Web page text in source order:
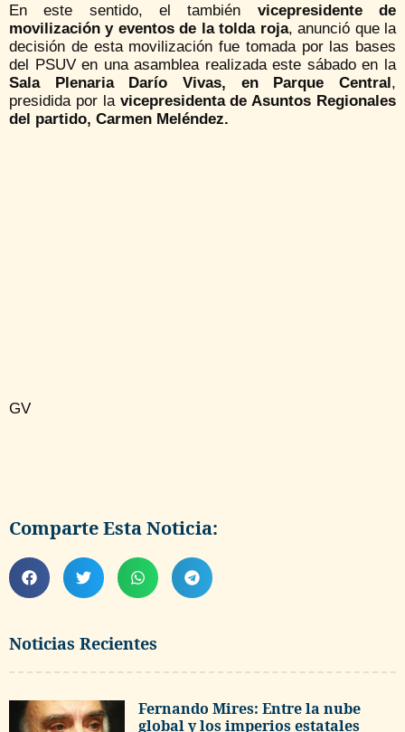
Noticias Recientes
Fernando Mires: Entre la nube
global y los imperios estatales
En este sentido, el también vicepresidente de
movilización y eventos de la tolda roja, anunció que la
decisión de esta movilización fue tomada por las bases
del PSUV en una asamblea realizada este sábado en la
Sala Plenaria Darío Vivas, en Parque Central,
presidida por la vicepresidenta de Asuntos Regionales
del partido, Carmen Meléndez.
GV
Comparte Esta Noticia: